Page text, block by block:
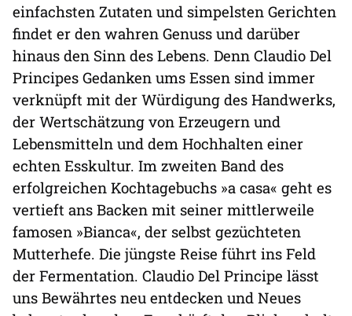
einfachsten Zutaten und simpelsten Gerichten
findet er den wahren Genuss und darüber
hinaus den Sinn des Lebens. Denn Claudio Del
Principes Gedanken ums Essen sind immer
verknüpft mit der Würdigung des Handwerks,
der Wertschätzung von Erzeugern und
Lebensmitteln und dem Hochhalten einer
echten Esskultur. Im zweiten Band des
erfolgreichen Kochtagebuchs »a casa« geht es
vertieft ans Backen mit seiner mittlerweile
famosen »Bianca«, der selbst gezüchteten
Mutterhefe. Die jüngste Reise führt ins Feld
der Fermentation. Claudio Del Principe lässt
uns Bewährtes neu entdecken und Neues